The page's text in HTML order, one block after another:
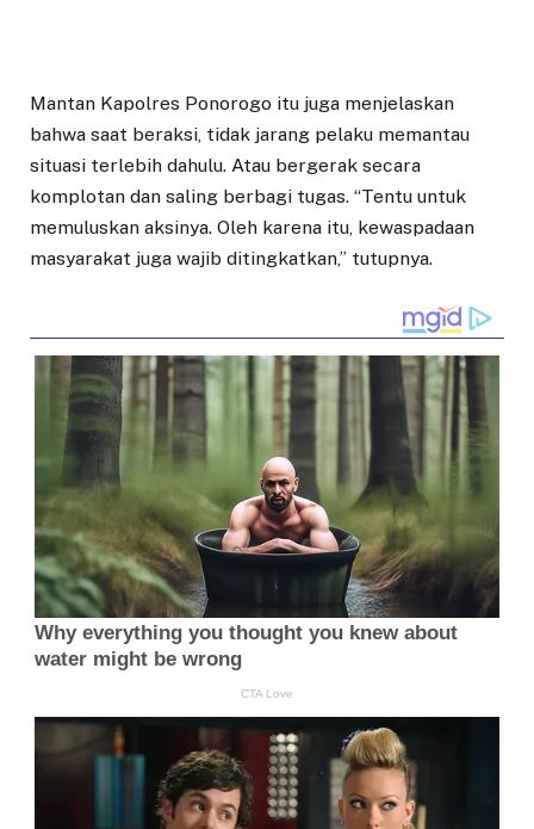
Mantan Kapolres Ponorogo itu juga menjelaskan
bahwa saat beraksi, tidak jarang pelaku memantau
situasi terlebih dahulu. Atau bergerak secara
komplotan dan saling berbagi tugas. “Tentu untuk
memuluskan aksinya. Oleh karena itu, kewaspadaan
masyarakat juga wajib ditingkatkan,” tutupnya.